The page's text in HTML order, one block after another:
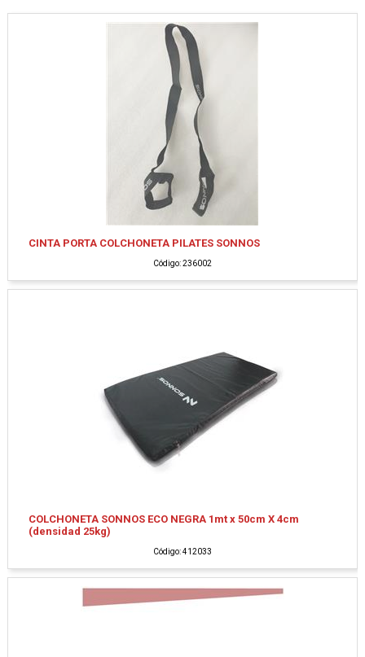
CINTA PORTA COLCHONETA PILATES SONNOS
Código: 236002
COLCHONETA SONNOS ECO NEGRA 1mt x 50cm X 4cm
(densidad 25kg)
Código: 412033